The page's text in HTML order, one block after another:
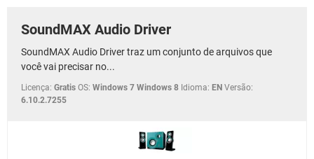
SoundMAX Audio Driver
SoundMAX Audio Driver traz um conjunto de arquivos que
você vai precisar no...
Licença: Gratis OS: Windows 7 Windows 8 Idioma: EN Versão:
6.10.2.7255